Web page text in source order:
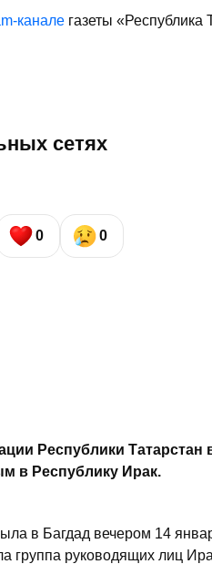
канале газеты «Республика
сетях
0 0
Республики Татарстан
в Республику Ирак.
в Багдад вечером 14
группа руководящих лиц